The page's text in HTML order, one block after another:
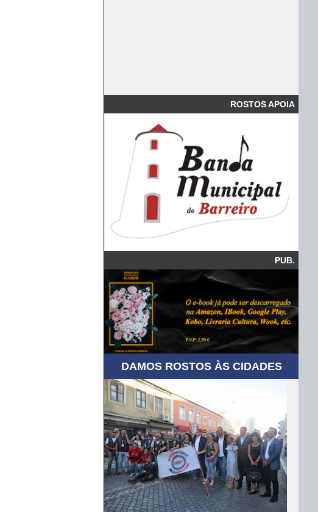
ROSTOS APOIA
PUB.
DAMOS ROSTOS ÀS CIDADES